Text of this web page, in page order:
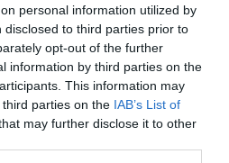
personal information utilized by
to third parties prior to
opt-out of the further
information by third parties on the
This information may
parties on the IAB’s List of
may further disclose it to other